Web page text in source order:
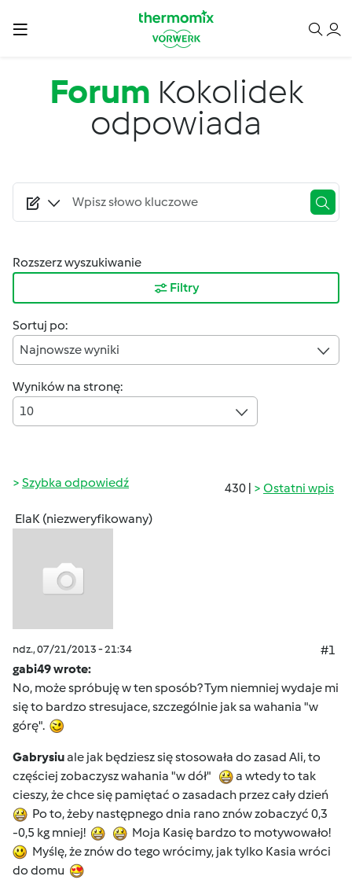
Forum Kokolidek
odpowiada
Rozszerz wyszukiwanie
Filtry
Sortuj po:
Najnowsze wyniki
Wyników na stronę:
10
430 | Ostatni wpis
Szybka odpowiedź
ElaK (niezweryfikowany)
ndz., 07/21/2013 - 21:34
#1
gabi49 wrote:
No, może spróbuję w ten sposób? Tym niemniej wydaje mi
się to bardzo stresujace, szczególnie jak sa wahania "w
górę".
Gabrysiuale jak będziesz się stosowała do zasad Ali, to
częściej zobaczysz wahania "w dół"
a wtedy to tak
cieszy, że chce się pamiętać o zasadach przez cały dzień
Po to, żeby następnego dnia rano znów zobaczyć 0,3
-0,5 kg mniej!
Moja Kasię bardzo to motywowało!
Myślę, że znów do tego wrócimy, jak tylko Kasia wróci
do domu